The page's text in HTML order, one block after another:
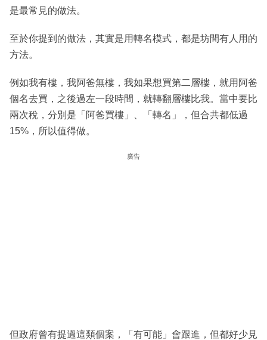
是最常見的做法。
至於你提到的做法，其實是用轉名模式，都是坊間有人用的
方法。
例如我有樓，我阿爸無樓，我如果想買第二層樓，就用阿爸
個名去買，之後過左一段時間，就轉翻層樓比我。當中要比
兩次稅，分別是「阿爸買樓」、「轉名」，但合共都低過
15%，所以值得做。
廣告
但政府曾有提過這類個案，「有可能」會跟進，但都好少見